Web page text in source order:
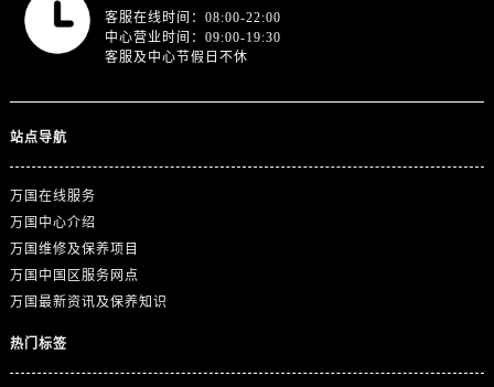
客服在线时间：08:00-22:00
中心营业时间：09:00-19:30
客服及中心节假日不休
站点导航
万国在线服务
万国中心介绍
万国维修及保养项目
万国中国区服务网点
万国最新资讯及保养知识
热门标签